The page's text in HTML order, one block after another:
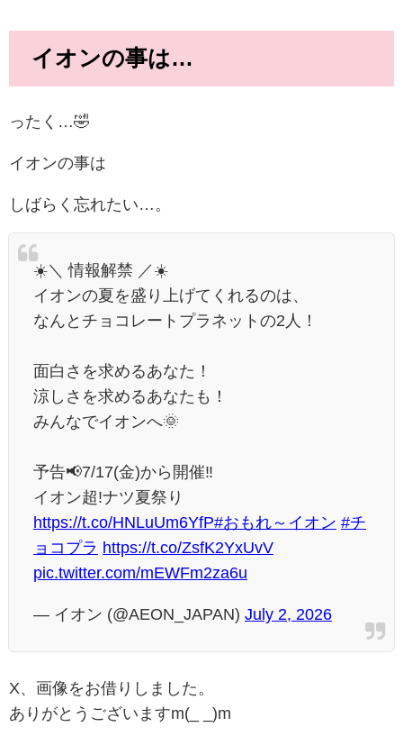
イオンの事は…
ったく…🤣
イオンの事は
しばらく忘れたい…。
☀️＼ 情報解禁 ／☀️
イオンの夏を盛り上げてくれるのは、
なんとチョコレートプラネットの2人！
面白さを求めるあなた！
涼しさを求めるあなたも！
みんなでイオンへ🌞
予告📢7/17(金)から開催‼
イオン超!ナツ夏祭り
https://t.co/HNLuUm6YfP#おもれ～イオン #チ
ョコプラ https://t.co/ZsfK2YxUvV
pic.twitter.com/mEWFm2za6u
— イオン (@AEON_JAPAN) July 2, 2026
X、画像をお借りしました。
ありがとうございますm(_ _)m